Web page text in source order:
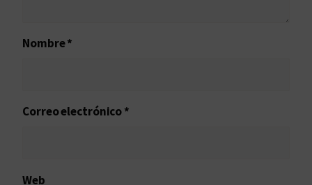
Nombre*
Correo electrónico*
Web